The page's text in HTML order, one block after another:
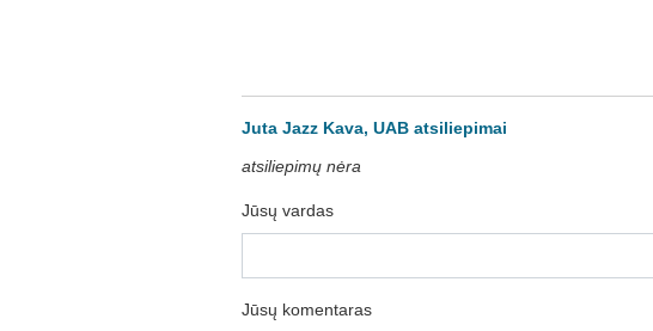
Juta Jazz Kava, UAB atsiliepimai
atsiliepimų nėra
Jūsų vardas
Jūsų komentaras